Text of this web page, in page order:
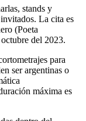
stands y
La cita es
(Poeta
del 2023.
para
ser argentinas o
máxima es